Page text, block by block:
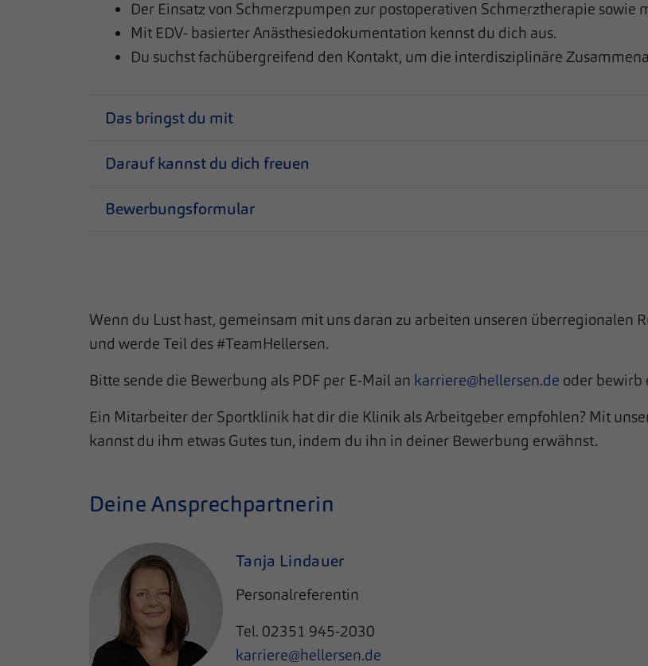
Der Einsatz von Schmerzpumpen zur postoperativen Schmerztherapie
Mit EDV- basierter Anästhesiedokumentation kennst du dich aus.
Du suchst fachübergreifend den Kontakt, um die interdisziplinäre
Das bringst du mit
Darauf kannst du dich freuen
Bewerbungsformular
Wenn du Lust hast, gemeinsam mit uns daran zu arbeiten unseren überregionalen
und werde Teil des #TeamHellersen.
Bitte sende die Bewerbung als PDF per E-Mail an karriere@hellersen.de oder bewirb
Ein Mitarbeiter der Sportklinik hat dir die Klinik als Arbeitgeber empfohlen? Mit
kannst du ihm etwas Gutes tun, indem du ihn in deiner Bewerbung erwähnst.
Deine Ansprechpartnerin
Tanja Lindauer
Personalreferentin
Tel. 02351 945-2030
karriere@hellersen.de